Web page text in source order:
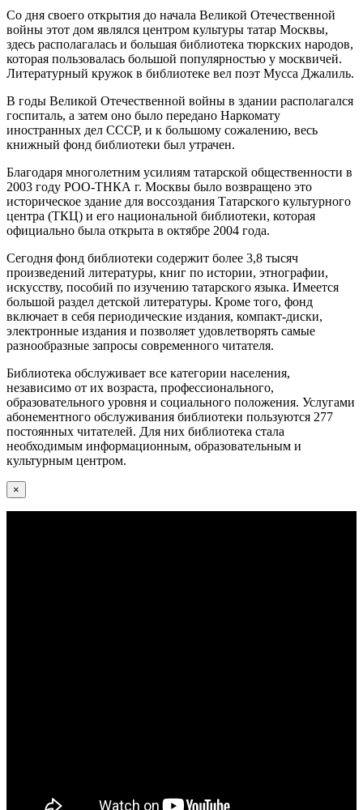
Со дня своего открытия до начала Великой Отечественной
войны этот дом являлся центром культуры татар Москвы,
здесь располагалась и большая библиотека тюркских народов,
которая пользовалась большой популярностью у москвичей.
Литературный кружок в библиотеке вел поэт Мусса Джалиль.
В годы Великой Отечественной войны в здании располагался
госпиталь, а затем оно было передано Наркомату
иностранных дел СССР, и к большому сожалению, весь
книжный фонд библиотеки был утрачен.
Благодаря многолетним усилиям татарской общественности в
2003 году РОО-ТНКА г. Москвы было возвращено это
историческое здание для воссоздания Татарского культурного
центра (ТКЦ) и его национальной библиотеки, которая
официально была открыта в октябре 2004 года.
Сегодня фонд библиотеки содержит более 3,8 тысяч
произведений литературы, книг по истории, этнографии,
искусству, пособий по изучению татарского языка. Имеется
большой раздел детской литературы. Кроме того, фонд
включает в себя периодические издания, компакт-диски,
электронные издания и позволяет удовлетворять самые
разнообразные запросы современного читателя.
Библиотека обслуживает все категории населения,
независимо от их возраста, профессионального,
образовательного уровня и социального положения. Услугами
абонементного обслуживания библиотеки пользуются 277
постоянных читателей. Для них библиотека стала
необходимым информационным, образовательным и
культурным центром.
×